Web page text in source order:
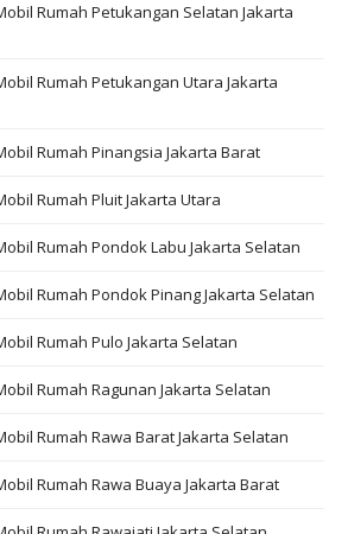
Rumah Petukangan Selatan Jakarta
Rumah Petukangan Utara Jakarta
Rumah Pinangsia Jakarta Barat
Rumah Pluit Jakarta Utara
Rumah Pondok Labu Jakarta Selatan
Rumah Pondok Pinang Jakarta Selatan
Rumah Pulo Jakarta Selatan
Rumah Ragunan Jakarta Selatan
Rumah Rawa Barat Jakarta Selatan
Rumah Rawa Buaya Jakarta Barat